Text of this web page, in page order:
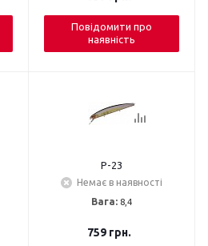
Повідомити про
наявність
P-23
Немає в наявності
Вага: 8,4
759грн.